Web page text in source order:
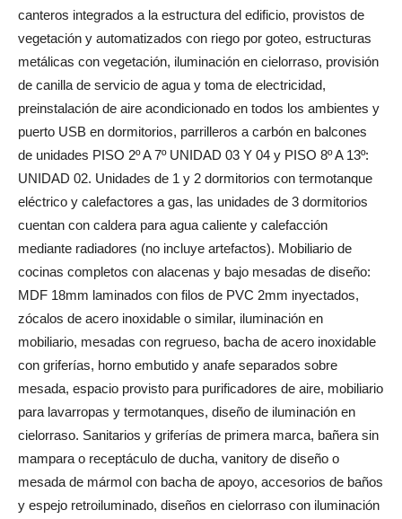
canteros integrados a la estructura del edificio, provistos de
vegetación y automatizados con riego por goteo, estructuras
metálicas con vegetación, iluminación en cielorraso, provisión
de canilla de servicio de agua y toma de electricidad,
preinstalación de aire acondicionado en todos los ambientes y
puerto USB en dormitorios, parrilleros a carbón en balcones
de unidades PISO 2º A 7º UNIDAD 03 Y 04 y PISO 8º A 13º:
UNIDAD 02. Unidades de 1 y 2 dormitorios con termotanque
eléctrico y calefactores a gas, las unidades de 3 dormitorios
cuentan con caldera para agua caliente y calefacción
mediante radiadores (no incluye artefactos). Mobiliario de
cocinas completos con alacenas y bajo mesadas de diseño:
MDF 18mm laminados con filos de PVC 2mm inyectados,
zócalos de acero inoxidable o similar, iluminación en
mobiliario, mesadas con regrueso, bacha de acero inoxidable
con griferías, horno embutido y anafe separados sobre
mesada, espacio provisto para purificadores de aire, mobiliario
para lavarropas y termotanques, diseño de iluminación en
cielorraso. Sanitarios y griferías de primera marca, bañera sin
mampara o receptáculo de ducha, vanitory de diseño o
mesada de mármol con bacha de apoyo, accesorios de baños
y espejo retroiluminado, diseños en cielorraso con iluminación